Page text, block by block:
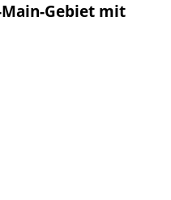
Gebiet mit